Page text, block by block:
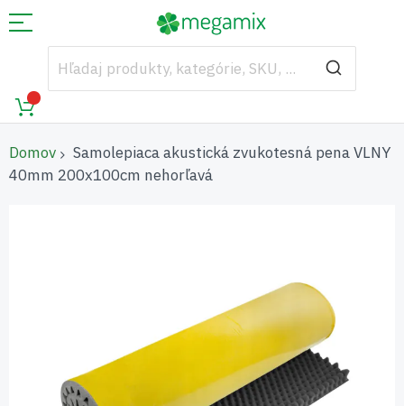
Domov
Samolepiaca akustická zvukotesná pena VLNY
40mm 200x100cm nehorľavá